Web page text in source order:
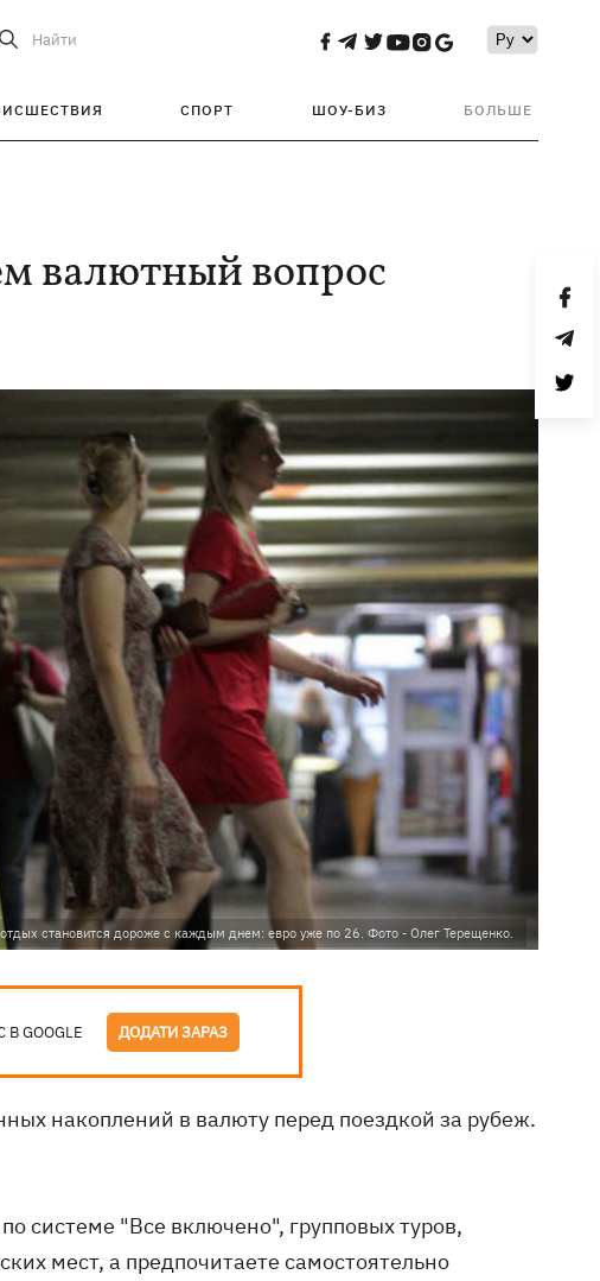
Найти
СПОРТ ШОУ-БИЗ БОЛЬШЕ
валютный вопрос
становится дороже с каждым днем: евро уже по 26. Фото - Олег Терещенко.
GOOGLE ДОДАТИ ЗАРАЗ
накоплений в валюту перед поездкой за рубеж.
системе "Все включено", групповых туров,
мест, а предпочитаете самостоятельно